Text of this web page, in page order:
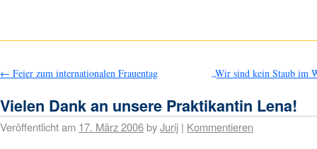
← Feier zum internationalen Frauentag „Wir sind kein Staub im
Vielen Dank an unsere Praktikantin Lena!
Veröffentlicht am 17. März 2006byJurij | Kommentieren